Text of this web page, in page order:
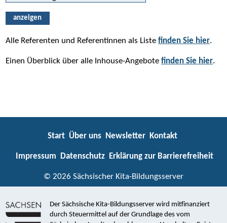
anzeigen
Alle Referenten und Referentinnen als Liste finden Sie hier.
Einen Überblick über alle Inhouse-Angebote finden Sie hier.
Start Über uns Newsletter Kontakt
Impressum Datenschutz Erklärung zur Barrierefreiheit
© 2026 Sächsischer Kita-Bildungsserver
Der Sächsische Kita-Bildungsserver wird mitfinanziert
durch Steuermittel auf der Grundlage des vom